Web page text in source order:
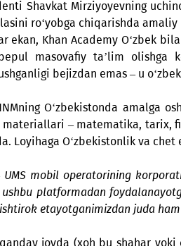
Shavkat
ro‘yobga
ettirar ekan, Khan Academy
bepul masovafiy
tushganligi bejizdan
NNMning
materiallari –
Loyihaga
– UMS mobil